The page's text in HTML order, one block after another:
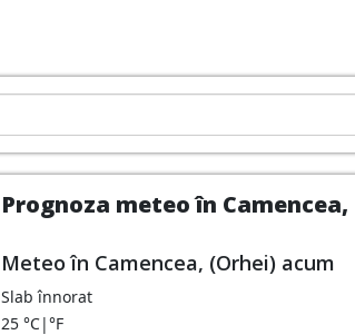
Prognoza meteo în
Meteo în Camencea, (Orhei) acum
Slab înnorat
25 °C|°F